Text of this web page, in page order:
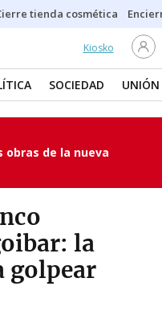
tienda cosmética
Kiosko
SOCIEDAD UNIÓN
obras de la nueva
la
golpear